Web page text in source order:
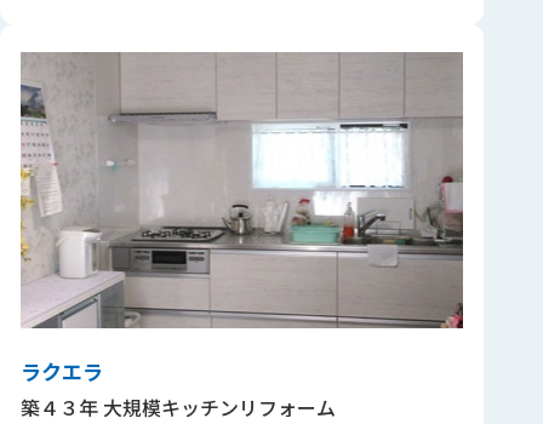
ラクエラ
築４３年 大規模キッチンリフォーム